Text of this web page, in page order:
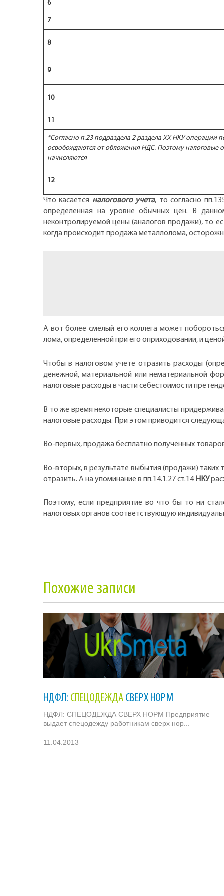
6
7
8
9
10
11
*Согласно п.23 подраздела 2 раздела ХХ НKУ операции
освобождаются от обложения НДС. Поэтому налоговые
начисляются
12
Что касается налогового учета, то согласно
определенная на уровне обычных цен. В
неконтролируемой цены (аналогов продажи), то
когда происходит продажа металлолома,
А вот более смелый его коллега может
лома, определенной при его оприходовании, и
Чтобы в налоговом учете отразить расходы
денежной, материальной или нематериальной
налоговые расходы в части себестоимости
В то же время некоторые специалисты
налоговые расходы. При этом приводится
Во-первых, продажа бесплатно полученных
Во-вторых, в результате выбытия (продажи)
отразить. А на упоминание в пп.14.1.27 ст.14 НКУ
Поэтому, если предприятие во что бы то ни
налоговых органов соответствующую
Похожие записи
НДФЛ: СПЕЦОДЕЖДА СВЕРХ НОРМ
НДФЛ: СПЕЦОДЕЖДА СВЕРХ НОРМ Предприятие
выдает спецодежду работникам сверх нор...
11.04.2013